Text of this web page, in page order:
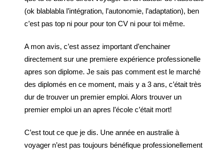
(ok blablabla l’intégration, l’autonomie, l’adaptation), ben
c’est pas top ni pour pour ton CV ni pour toi même.
A mon avis, c’est assez important d’enchainer
directement sur une premiere expérience professionelle
apres son diplome. Je sais pas comment est le marché
des diplomés en ce moment, mais y a 3 ans, c’était très
dur de trouver un premier emploi. Alors trouver un
premier emploi un an apres l’école c’était mort!
C’est tout ce que je dis. Une année en australie à
voyager n’est pas toujours bénéfique professionellement